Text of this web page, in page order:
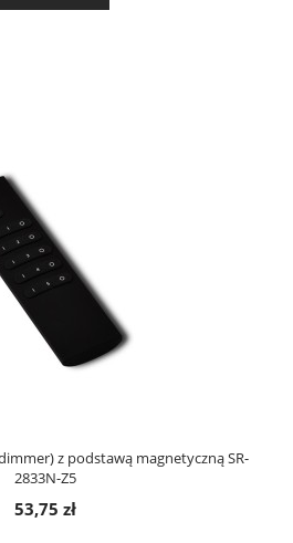
z podstawą magnetyczną SR-
2833N-Z5
53,75 zł